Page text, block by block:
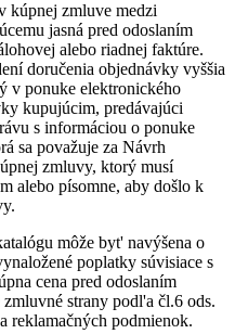
kúpnej zmluve medzi
jasná pred odoslaním
alebo riadnej faktúre.
doručenia objednávky vyššia
v ponuke elektronického
kupujúcim, predávajúci
s informáciou o ponuke
sa považuje za Návrh
zmluvy, ktorý musí
alebo písomne, aby došlo k
môže byt' navýšena o
poplatky súvisiace s
cena pred odoslaním
strany podl'a čl.6 ods.
reklamačných podmienok.